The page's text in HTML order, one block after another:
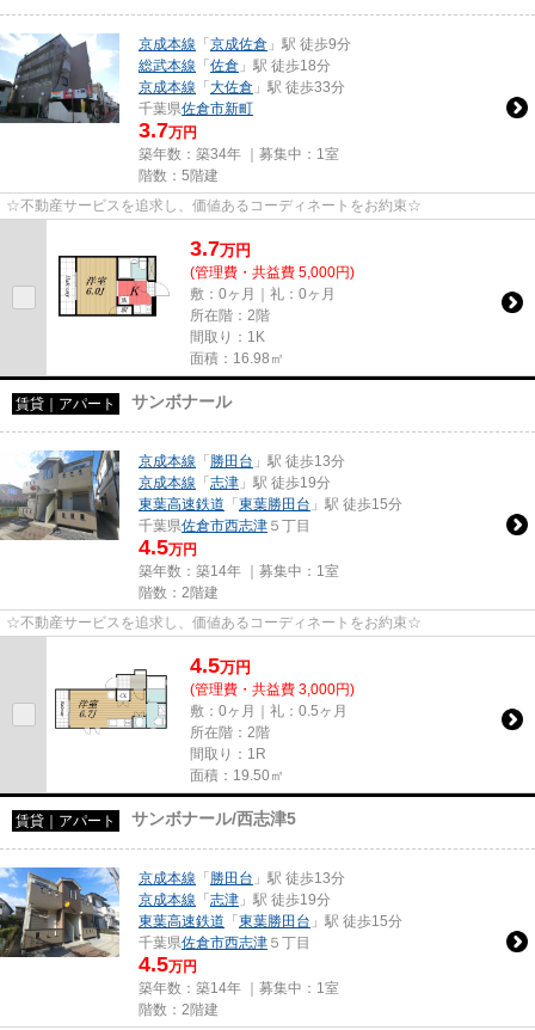
京成本線 「 京成佐倉 」駅 徒歩9分
総武本線 「 佐倉 」駅 徒歩18分
京成本線 「 大佐倉 」駅 徒歩33分
千葉県佐倉市新町
3.7万円
築年数：築34年 ｜募集中： 1室
階数：5階建
☆不動産サービスを追求し、価値あるコーディネートをお約束☆
3.7万円
(管理費・共益費 5,000円)
敷：0ヶ月｜礼：0ヶ月
所在階：2階
間取り：1K
面積：16.98㎡
賃貸｜アパート サンボナール
京成本線 「 勝田台 」駅 徒歩13分
京成本線 「 志津 」駅 徒歩19分
東葉高速鉄道 「 東葉勝田台 」駅 徒歩15分
千葉県佐倉市西志津 ５丁目
4.5万円
築年数：築14年 ｜募集中： 1室
階数：2階建
☆不動産サービスを追求し、価値あるコーディネートをお約束☆
4.5万円
(管理費・共益費 3,000円)
敷：0ヶ月｜礼：0.5ヶ月
所在階：2階
間取り：1R
面積：19.50㎡
賃貸｜アパート サンボナール/西志津5
京成本線 「 勝田台 」駅 徒歩13分
京成本線 「 志津 」駅 徒歩19分
東葉高速鉄道 「 東葉勝田台 」駅 徒歩15分
千葉県佐倉市西志津 ５丁目
4.5万円
築年数：築14年 ｜募集中： 1室
階数：2階建